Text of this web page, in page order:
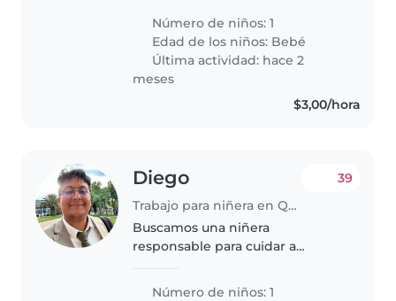
tiene 2 años.
Número de niños: 1
Edad de los niños: Bebé
Última actividad: hace 2
meses
$3,00/hora
Diego
Trabajo para niñera en Quito
39
Buscamos una niñera
responsable para cuidar a
amigable y curioso. Nos
Número de niños: 1